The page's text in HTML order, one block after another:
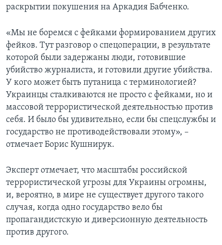
раскрытии покушения на Аркадия Бабченко.
«Мы не боремся с фейками формированием других
фейков. Тут разговор о спецоперации, в результате
которой были задержаны люди, готовившие
убийство журналиста, и готовили другие убийства.
У кого может быть путаница с терминологией?
Украинцы сталкиваются не просто с фейками, но и
массовой террористической деятельностью против
себя. И было бы удивительно, если бы спецслужбы и
государство не противодействовали этому», –
отмечает Борис Кушнирук.
Эксперт отмечает, что масштабы российской
террористической угрозы для Украины огромны,
и, вероятно, в мире не существует другого такого
случая, когда одно государство вело бы
пропагандистскую и диверсионную деятельность
против другого.